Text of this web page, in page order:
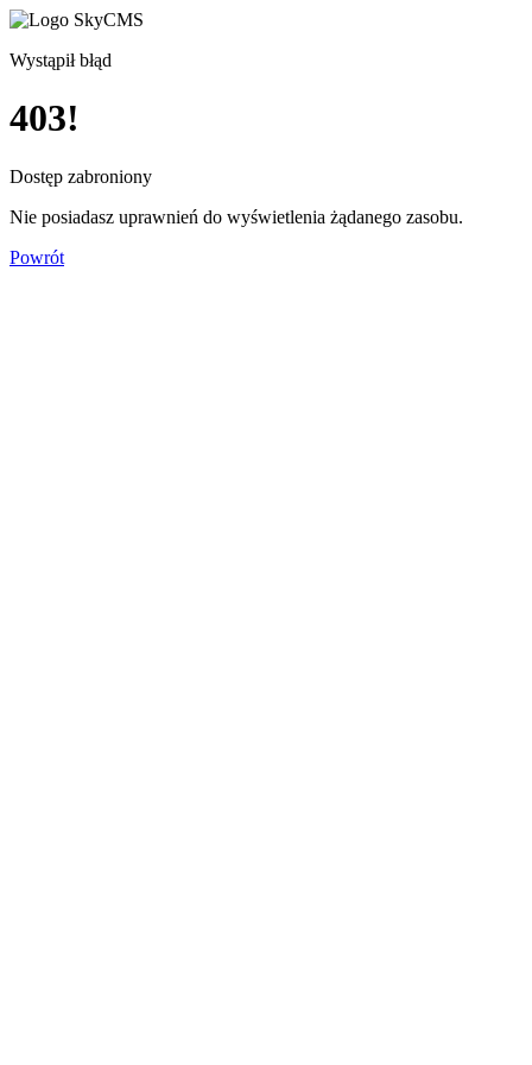
Wystąpił błąd
403!
Dostęp zabroniony
Nie posiadasz uprawnień do wyświetlenia żądanego zasobu.
Powrót